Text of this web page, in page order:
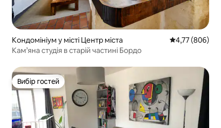
Кондомініум у місті Центр міста Середня
4,77 (806)
Кам’яна студія в старій частині Бордо
Вибір гостей
Вибір гостей